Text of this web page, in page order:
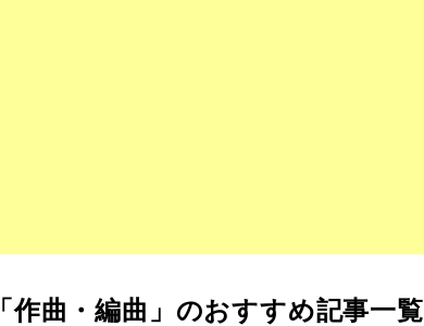
「作曲・編曲」のおすすめ記事一覧